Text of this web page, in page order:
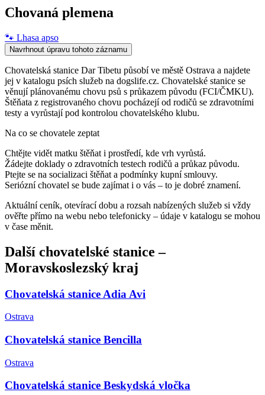
Chovaná plemena
🐾 Lhasa apso
Navrhnout úpravu tohoto záznamu
Chovatelská stanice Dar Tibetu působí ve městě Ostrava a najdete
jej v katalogu psích služeb na dogslife.cz. Chovatelské stanice se
věnují plánovanému chovu psů s průkazem původu (FCI/ČMKU).
Štěňata z registrovaného chovu pocházejí od rodičů se zdravotními
testy a vyrůstají pod kontrolou chovatelského klubu.
Na co se chovatele zeptat
Chtějte vidět matku štěňat i prostředí, kde vrh vyrůstá.
Žádejte doklady o zdravotních testech rodičů a průkaz původu.
Ptejte se na socializaci štěňat a podmínky kupní smlouvy.
Seriózní chovatel se bude zajímat i o vás – to je dobré znamení.
Aktuální ceník, otevírací dobu a rozsah nabízených služeb si vždy
ověřte přímo na webu nebo telefonicky – údaje v katalogu se mohou
v čase měnit.
Další chovatelské stanice –
Moravskoslezský kraj
Chovatelská stanice Adia Avi
Ostrava
Chovatelská stanice Bencilla
Ostrava
Chovatelská stanice Beskydská vločka